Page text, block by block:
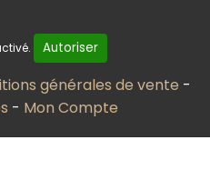
Autoriser
générales de vente
Mon Compte